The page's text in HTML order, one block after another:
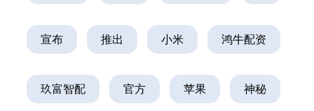
宣布 推出 小米 鸿牛配资
玖富智配 官方 苹果 神秘